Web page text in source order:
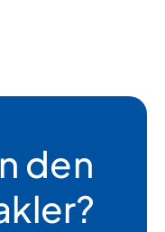
den